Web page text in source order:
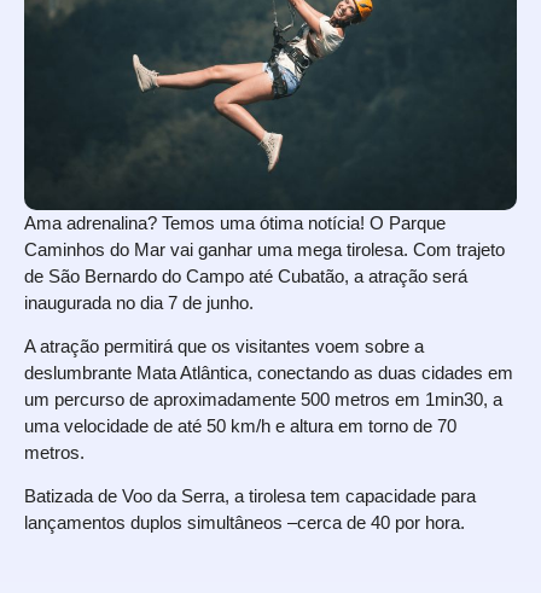
Ama adrenalina? Temos uma ótima notícia! O Parque
Caminhos do Mar vai ganhar uma mega tirolesa. Com trajeto
de São Bernardo do Campo até Cubatão, a atração será
inaugurada no dia 7 de junho.
A atração permitirá que os visitantes voem sobre a
deslumbrante Mata Atlântica, conectando as duas cidades em
um percurso de aproximadamente 500 metros em 1min30, a
uma velocidade de até 50 km/h e altura em torno de 70
metros.
Batizada de Voo da Serra, a tirolesa tem capacidade para
lançamentos duplos simultâneos –cerca de 40 por hora.